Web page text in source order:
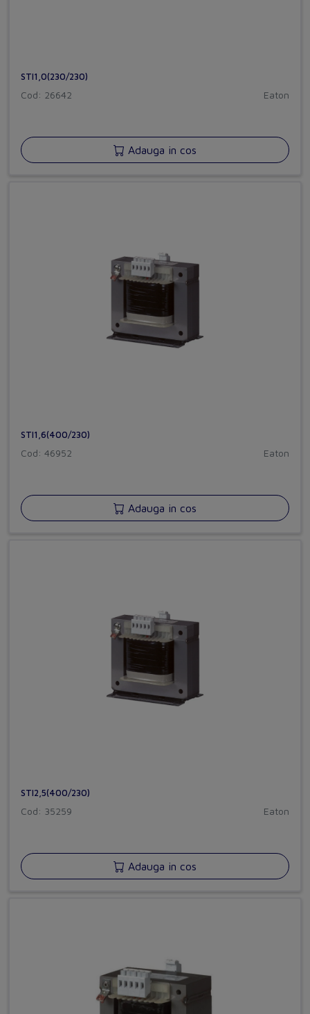
STI1,0(230/230)
Cod: 26642 Eaton
Adauga in cos
STI1,6(400/230)
Cod: 46952 Eaton
Adauga in cos
STI2,5(400/230)
Cod: 35259 Eaton
Adauga in cos